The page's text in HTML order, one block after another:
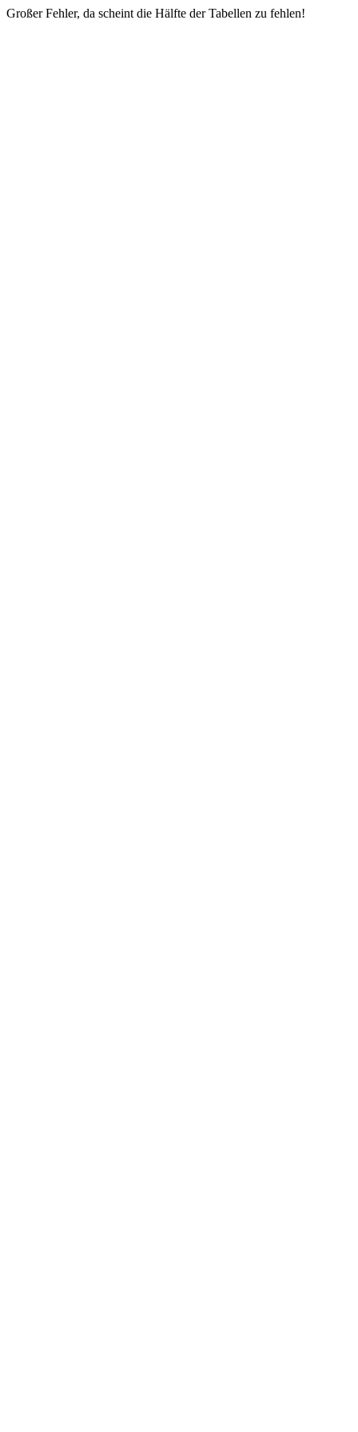
Großer Fehler, da scheint die Hälfte der Tabellen zu fehlen!